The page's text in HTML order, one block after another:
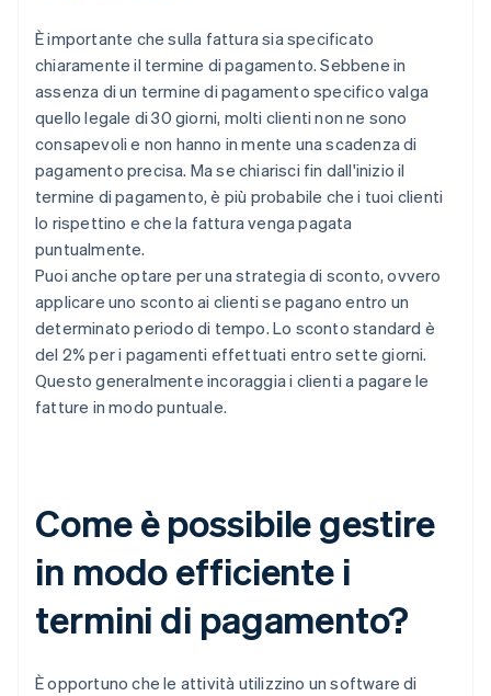
È importante che sulla fattura sia specificato
chiaramente il termine di pagamento. Sebbene in
assenza di un termine di pagamento specifico valga
quello legale di 30 giorni, molti clienti non ne sono
consapevoli e non hanno in mente una scadenza di
pagamento precisa. Ma se chiarisci fin dall'inizio il
termine di pagamento, è più probabile che i tuoi clienti
lo rispettino e che la fattura venga pagata
puntualmente.
Puoi anche optare per una strategia di sconto, ovvero
applicare uno sconto ai clienti se pagano entro un
determinato periodo di tempo. Lo sconto standard è
del 2% per i pagamenti effettuati entro sette giorni.
Questo generalmente incoraggia i clienti a pagare le
fatture in modo puntuale.
Come è possibile gestire
in modo efficiente i
termini di pagamento?
È opportuno che le attività utilizzino un software di